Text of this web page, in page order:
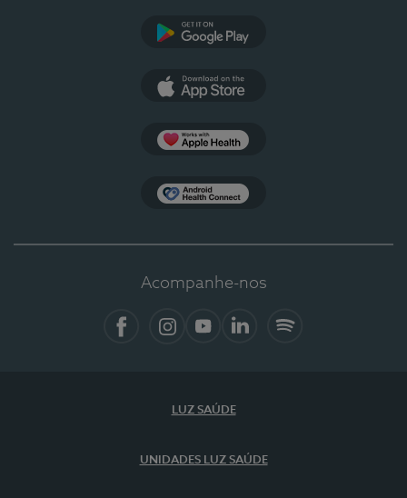
Acompanhe-nos
LUZ SAÚDE
UNIDADES LUZ SAÚDE